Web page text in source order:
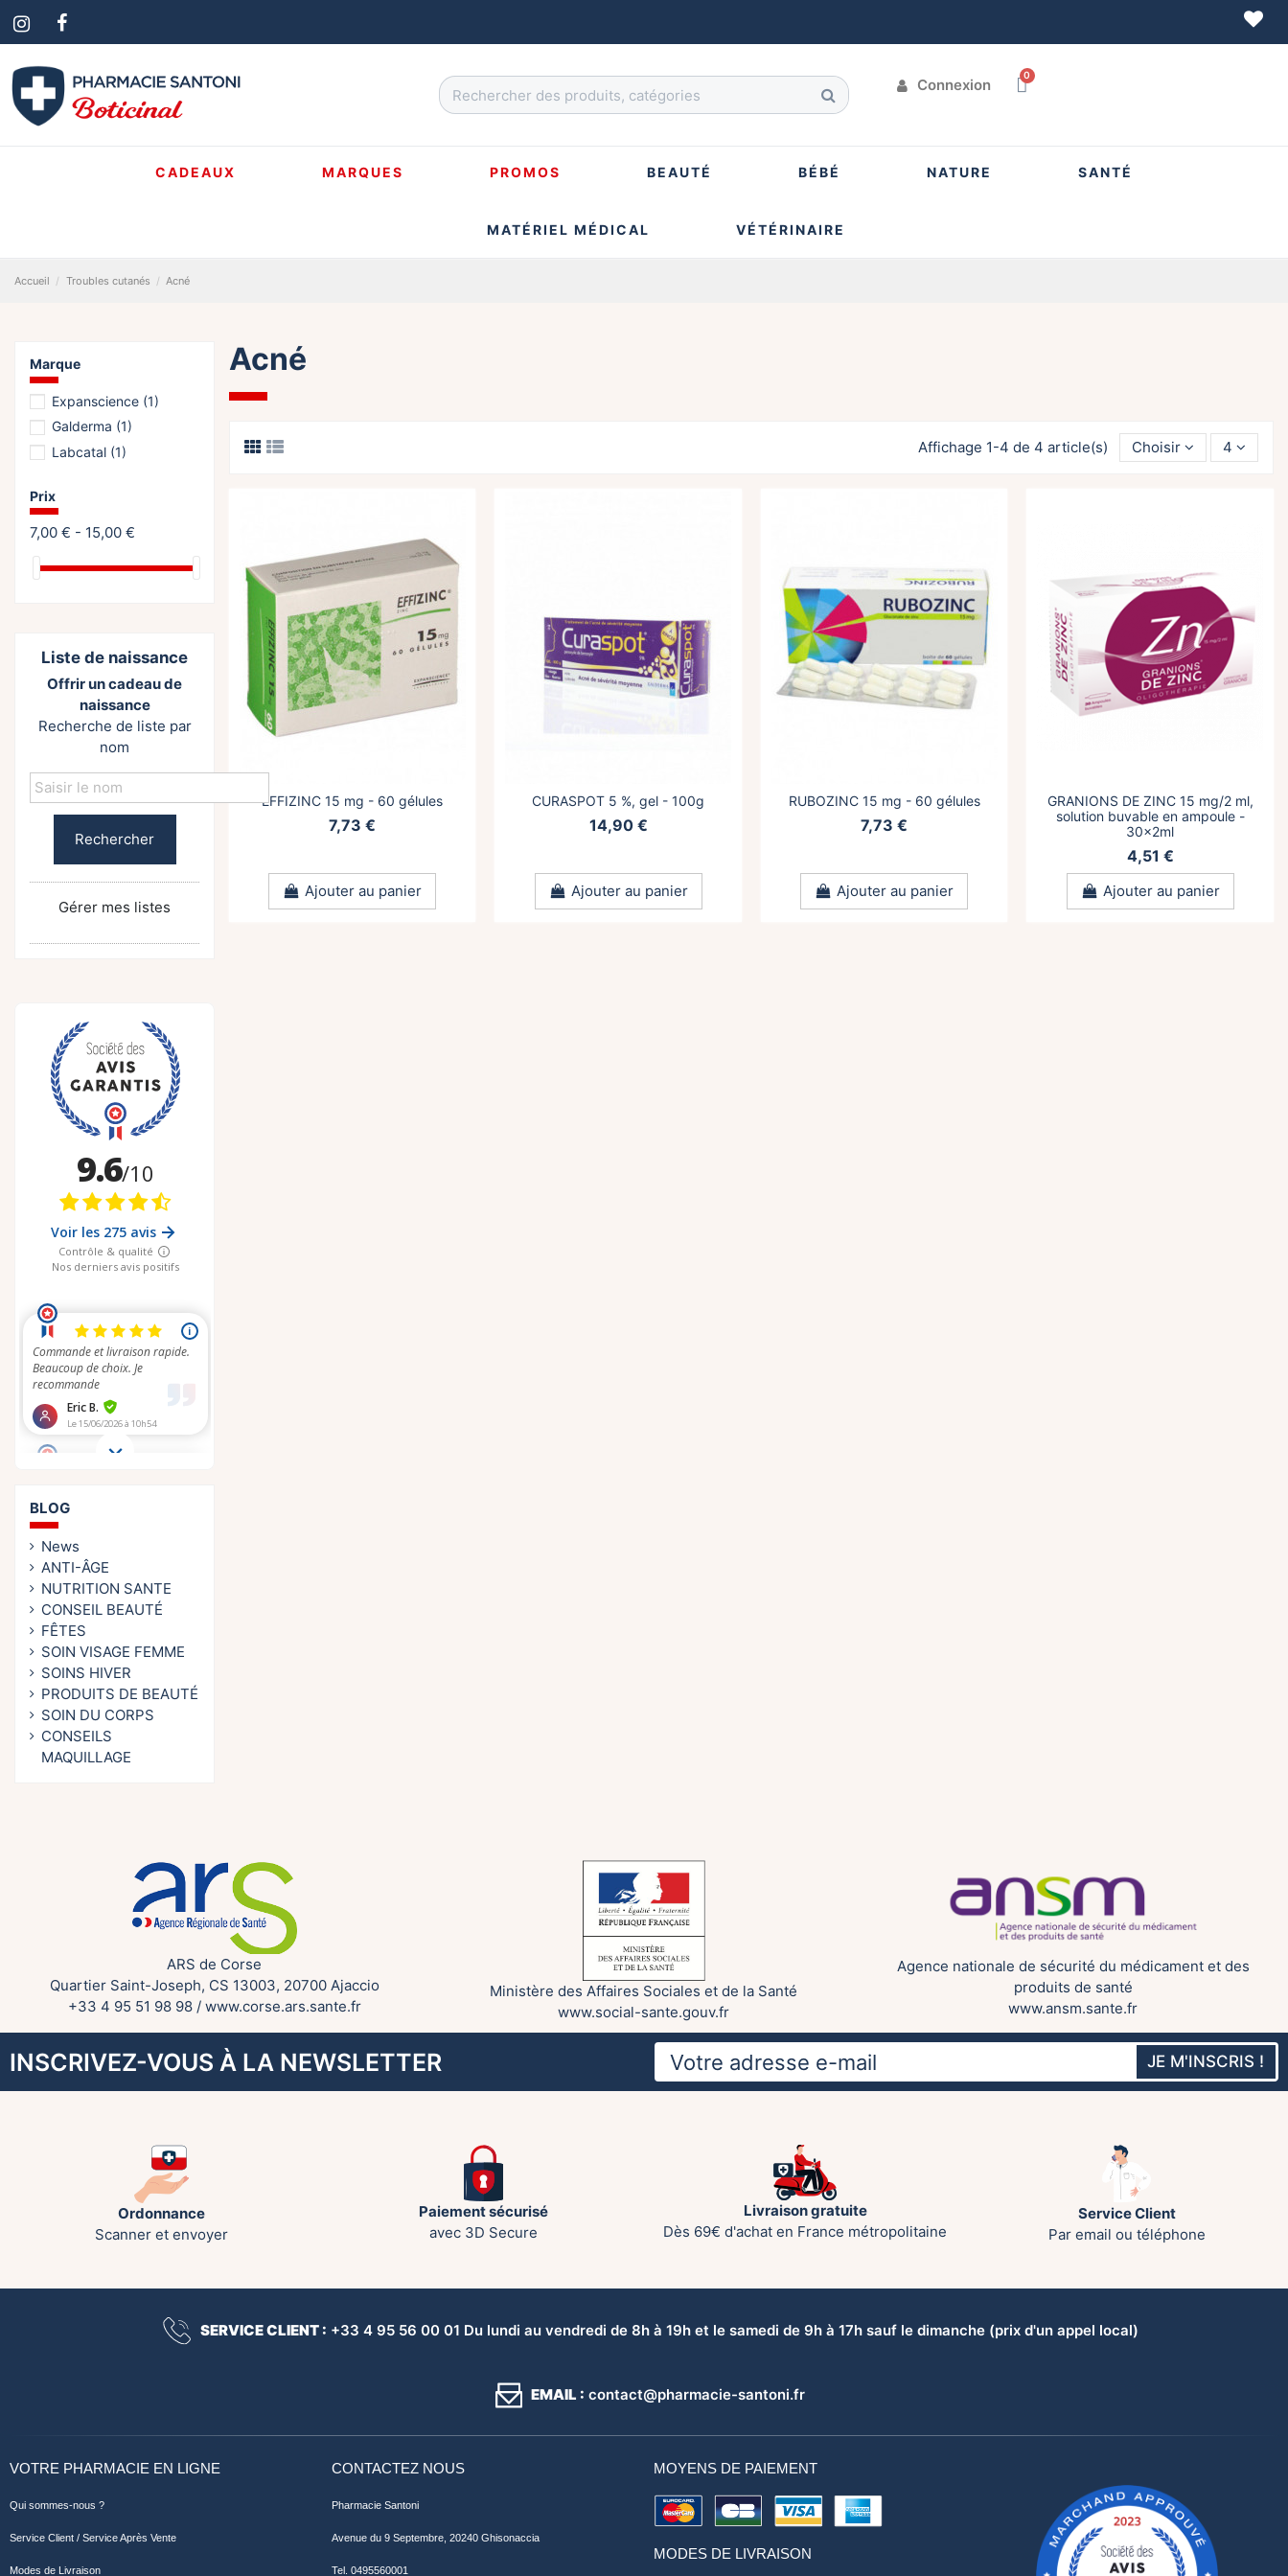
Connexion
CADEAUX MARQUES PROMOS BEAUTÉ BÉBÉ NATURE SANTÉ
MATÉRIEL MÉDICAL VÉTÉRINAIRE
Accueil Troubles cutanés Acné
Acné
Affichage 1-4 de 4 article(s) Choisir 4
EFFIZINC 15 mg - 60 gélules
7,73 €
Ajouter au panier
CURASPOT 5 %, gel - 100g
14,90 €
Ajouter au panier
RUBOZINC 15 mg - 60 gélules
7,73 €
Ajouter au panier
GRANIONS DE ZINC 15 mg/2 ml,
solution buvable en ampoule -
30x2ml
4,51 €
Ajouter au panier
Marque
Expanscience (1)
Galderma (1)
Labcatal (1)
Prix
7,00 € - 15,00 €
Liste de naissance
Offrir un cadeau de
naissance
Recherche de liste par
nom
Rechercher
Gérer mes listes
BLOG
News
ANTI-ÂGE
NUTRITION SANTE
CONSEIL BEAUTÉ
FÊTES
SOIN VISAGE FEMME
SOINS HIVER
PRODUITS DE BEAUTÉ
SOIN DU CORPS
CONSEILS
MAQUILLAGE
ARS de Corse
Quartier Saint-Joseph, CS 13003, 20700 Ajaccio
+33 4 95 51 98 98/ www.corse.ars.sante.fr
Ministère des Affaires Sociales et de la Santé
www.social-sante.gouv.fr
Agence nationale de sécurité du médicament et des
produits de santé
www.ansm.sante.fr
INSCRIVEZ-VOUS À LA NEWSLETTER JE M'INSCRIS !
Ordonnance
Scanner et envoyer
Paiement sécurisé
avec 3D Secure
Livraison gratuite
Dès 69€ d'achat en France métropolitaine
Service Client
Par email ou téléphone
SERVICE CLIENT : +33 4 95 56 00 01 Du lundi au vendredi de 8h à 19h et le samedi de 9h à 17h sauf le dimanche (prix d'un appel local)
EMAIL : contact@pharmacie-santoni.fr
VOTRE PHARMACIE EN LIGNE
Qui sommes-nous ?
Service Client / Service Après Vente
Modes de Livraison
CONTACTEZ NOUS
Pharmacie Santoni
Avenue du 9 Septembre, 20240 Ghisonaccia
Tel. 0495560001
MOYENS DE PAIEMENT
MODES DE LIVRAISON